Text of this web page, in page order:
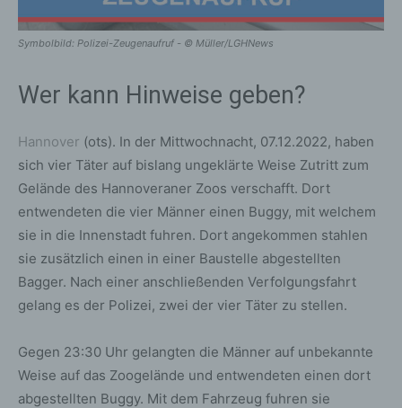
Symbolbild: Polizei-Zeugenaufruf - © Müller/LGHNews
Wer kann Hinweise geben?
Hannover (ots). In der Mittwochnacht, 07.12.2022, haben
sich vier Täter auf bislang ungeklärte Weise Zutritt zum
Gelände des Hannoveraner Zoos verschafft. Dort
entwendeten die vier Männer einen Buggy, mit welchem
sie in die Innenstadt fuhren. Dort angekommen stahlen
sie zusätzlich einen in einer Baustelle abgestellten
Bagger. Nach einer anschließenden Verfolgungsfahrt
gelang es der Polizei, zwei der vier Täter zu stellen.
Gegen 23:30 Uhr gelangten die Männer auf unbekannte
Weise auf das Zoogelände und entwendeten einen dort
abgestellten Buggy. Mit dem Fahrzeug fuhren sie